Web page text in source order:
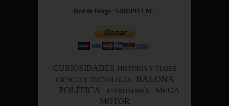
Red de Blogs "GRUPO LM"
CURIOSIDADES HISTORIA Y VIAJES
CIENCIA Y TECNOLOGÍA
BALONA
POLÍTICA
ASTRONOMÍA
MEGA
MOTOR